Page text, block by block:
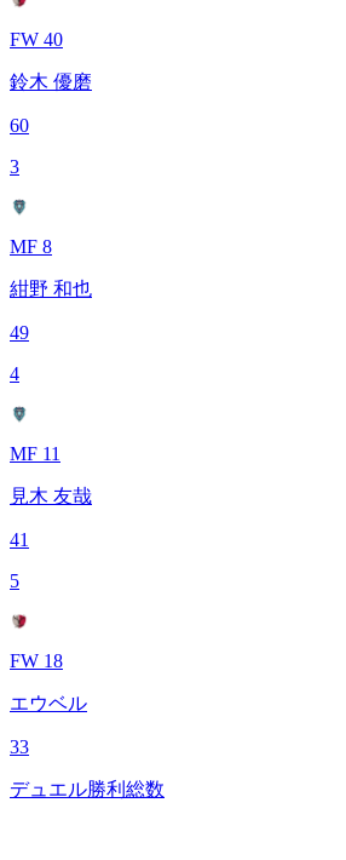
FW 40
鈴木 優磨
60
3
MF 8
紺野 和也
49
4
MF 11
見木 友哉
41
5
FW 18
エウベル
33
デュエル勝利総数